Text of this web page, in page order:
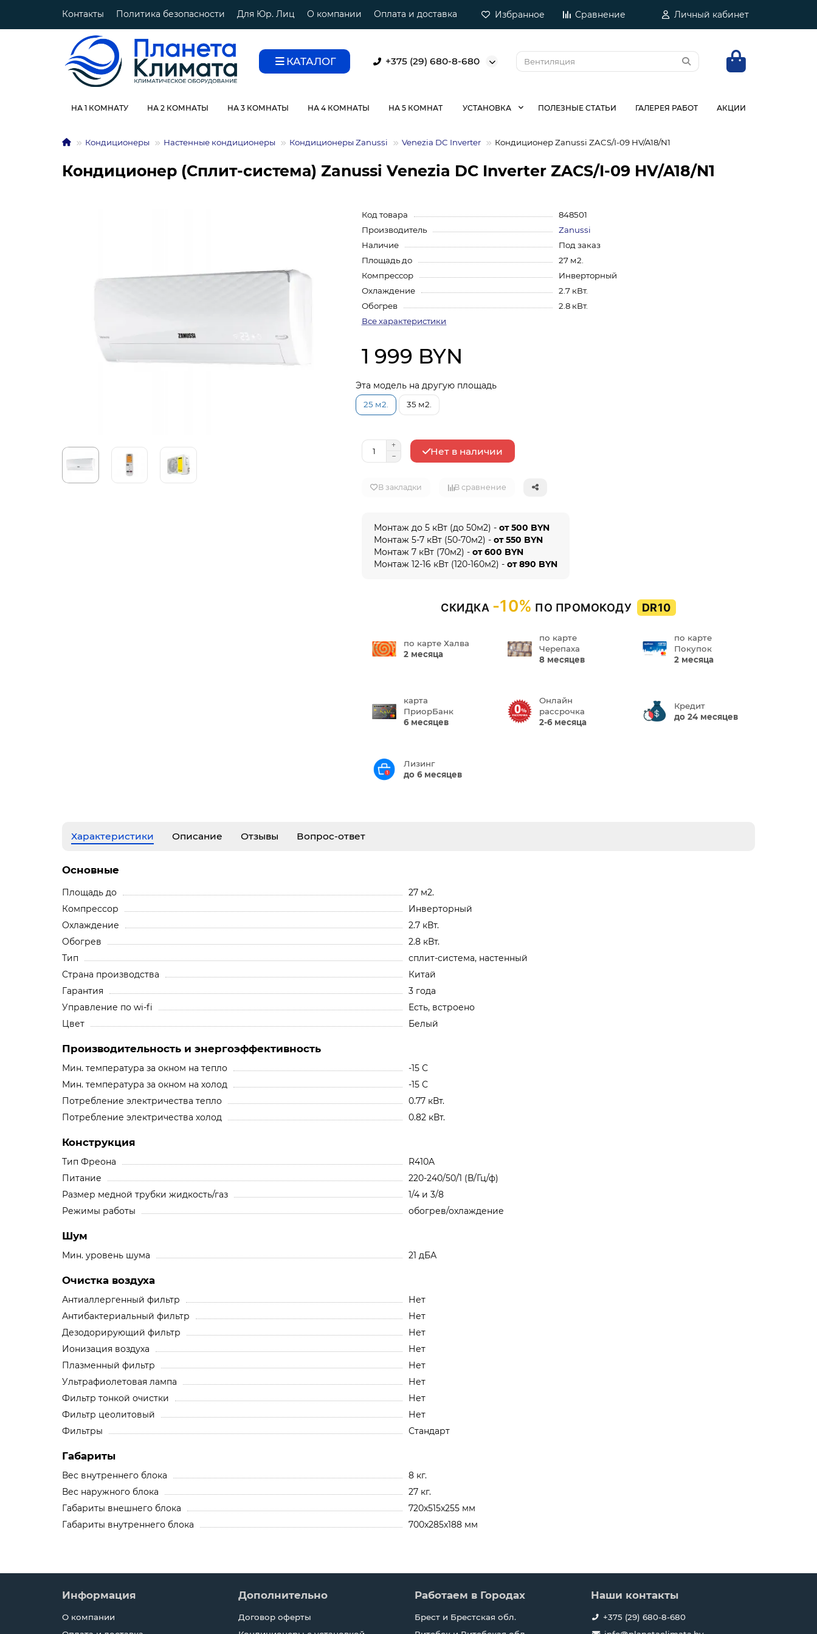
Контакты Политика безопасности Для Юр. Лиц О компании Оплата и доставка Избранное Сравнение Личный кабинет
КАТАЛОГ +375 (29) 680-8-680
НА 1 КОМНАТУ НА 2 КОМНАТЫ НА 3 КОМНАТЫ НА 4 КОМНАТЫ НА 5 КОМНАТ УСТАНОВКА ПОЛЕЗНЫЕ СТАТЬИ ГАЛЕРЕЯ РАБОТ АКЦИИ
Кондиционеры Настенные кондиционеры Кондиционеры Zanussi Venezia DC Inverter Кондиционер Zanussi ZACS/I-09 HV/A18/N1
Кондиционер (Сплит-система) Zanussi Venezia DC Inverter ZACS/I-09 HV/A18/N1
Код товара
848501
Производитель
Zanussi
Наличие
Под заказ
Площадь до
27 м2.
Компрессор
Инверторный
Охлаждение
2.7 кВт.
Обогрев
2.8 кВт.
Все характеристики
1 999 BYN
Эта модель на другую площадь
25 м2. 35 м2.
Нет в наличии
В закладки В сравнение
Монтаж до 5 кВт (до 50м2) -от 500 BYN
Монтаж 5-7 кВт (50-70м2) -от 550 BYN
Монтаж 7 кВт (70м2) -от 600 BYN
Монтаж 12-16 кВт (120-160м2) -от 890 BYN
СКИДКА -10% ПО ПРОМОКОДУ DR10
по карте Халва
2 месяца
по карте
Черепаха
8 месяцев
по карте
Покупок
2 месяца
карта
ПриорБанк
6 месяцев
Онлайн
рассрочка
2-6 месяца
Кредит
до 24 месяцев
Лизинг
до 6 месяцев
Характеристики Описание Отзывы Вопрос-ответ
Основные
Площадь до
27 м2.
Компрессор
Инверторный
Охлаждение
2.7 кВт.
Обогрев
2.8 кВт.
Тип
сплит-система, настенный
Страна производства
Китай
Гарантия
3 года
Управление по wi-fi
Есть, встроено
Цвет
Белый
Производительность и энергоэффективность
Мин. температура за окном на тепло
-15 С
Мин. температура за окном на холод
-15 С
Потребление электричества тепло
0.77 кВт.
Потребление электричества холод
0.82 кВт.
Конструкция
Тип Фреона
R410A
Питание
220-240/50/1 (В/Гц/ф)
Размер медной трубки жидкость/газ
1/4 и 3/8
Режимы работы
обогрев/охлаждение
Шум
Мин. уровень шума 21 дБА
Очистка воздуха
Антиаллергенный фильтр
Нет
Антибактериальный фильтр
Нет
Дезодорирующий фильтр
Нет
Ионизация воздуха
Нет
Плазменный фильтр
Нет
Ультрафиолетовая лампа
Нет
Фильтр тонкой очистки
Нет
Фильтр цеолитовый
Нет
Фильтры
Стандарт
Габариты
Вес внутреннего блока
8 кг.
Вес наружного блока
27 кг.
Габариты внешнего блока
720x515x255 мм
Габариты внутреннего блока
700x285x188 мм
Информация
О компании
Дополнительно
Договор оферты
Работаем в Городах
Брест и Брестская обл.
Наши контакты
+375 (29) 680-8-680